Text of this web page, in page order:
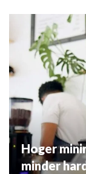
Hoger
minder